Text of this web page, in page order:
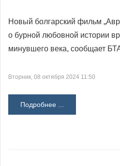
Новый болгарский фильм
о бурной любовной истории
минувшего века, сообщает
Вторник, 08 октября 2024 11:50
Подробнее ...